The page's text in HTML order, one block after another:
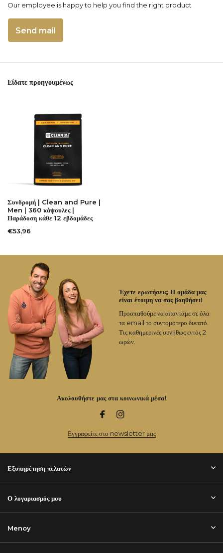
Our employee is happy to help you find the right product
Send mail
Είδατε προηγουμένως
Συνδρομή | Clean and Pure |
Men | 360 κάψουλες |
Παράδοση κάθε 12 εβδομάδες
€53,96
Έχετε ερωτήσεις; Η ομάδα μας
είναι έτοιμη να σας βοηθήσει!
Προσπαθούμε να απαντάμε σε όλα
τα email το συντομότερο δυνατό.
Τις καθημερινές συνήθως εντός 2
ωρών.
Ακολουθήστε μας στα κοινωνικά μέσα!
Εγγραφείτε στο newsletter μας
Εξυπηρέτηση πελατών
Ο λογαριασμός μου
Menoy